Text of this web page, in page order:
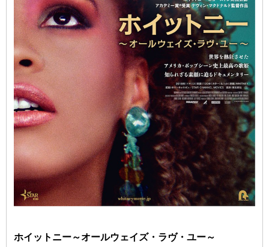
ホイットニー～オールウェイズ・ラヴ・ユー～